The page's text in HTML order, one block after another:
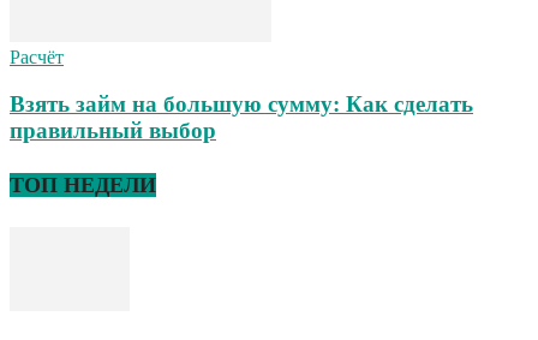
Расчёт
Взять займ на большую сумму: Как сделать
правильный выбор
ТОП НЕДЕЛИ